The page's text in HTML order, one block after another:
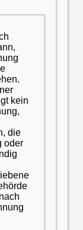
kein
die
oder